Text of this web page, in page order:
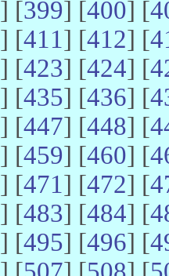
] [399] [400] [
] [411] [412] [
] [423] [424] [
] [435] [436] [
] [447] [448] [
] [459] [460] [
] [471] [472] [
] [483] [484] [
] [495] [496] [